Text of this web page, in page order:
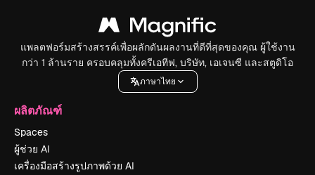
แพลตฟอร์มสร้างสรรค์เพื่อผลักดันผลงานที่ดีที่สุดของคุณ ผู้ใช้งาน
กว่า 1 ล้านราย ครอบคลุมทั้งครีเอทีฟ, บริษัท, เอเจนซี และสตูดิโอ
ภาษาไทย
ผลิตภัณฑ์
Spaces
ผู้ช่วย AI
เครื่องมือสร้างรูปภาพด้วย AI